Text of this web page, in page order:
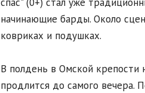
начинающие барды. Около
ковриках и подушках.
В полдень в Омской крепости
продлится до самого вечера.